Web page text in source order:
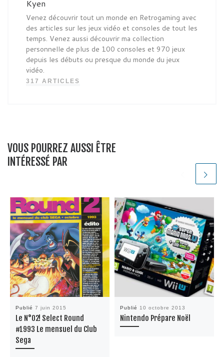
Kyen
Venez découvrir tout un monde en Retrogaming avec
des articles sur les jeux vidéo et consoles de tout les
temps. Venez aussi découvrir ma collection
personnelle de plus de 100 consoles et 970 jeux
depuis les débuts ou presque du monde du jeux
vidéo.
317 ARTICLES
VOUS POURREZ AUSSI ÊTRE
INTÉRESSÉ PAR
Publié 7 juin 2015
Le N°02! Select Round
#1993 Le mensuel du Club
Sega
Publié 10 octobre 2013
Nintendo Prépare Noël